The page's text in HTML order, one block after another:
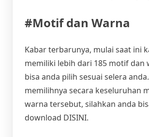
#Motif dan Warna
Kabar terbarunya, mulai saat ini
memiliki lebih dari 185 motif dan
bisa anda pilih sesuai selera
memilihnya secara keseluruhan
warna tersebut, silahkan anda
download DISINI.